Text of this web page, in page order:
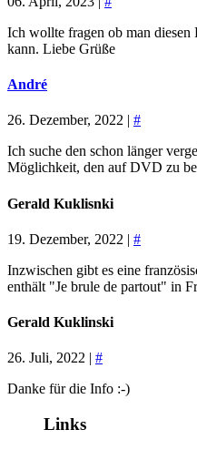
Ich wollte fragen ob man
kann. Liebe Grüße
André
26. Dezember, 2022 | #
Ich suche den schon länger
Möglichkeit, den auf DVD zu
Gerald Kuklisnki
19. Dezember, 2022 | #
Inzwischen gibt es eine
enthält "Je brule de partout" in
Gerald Kuklinski
26. Juli, 2022 | #
Danke für die Info :-)
Links